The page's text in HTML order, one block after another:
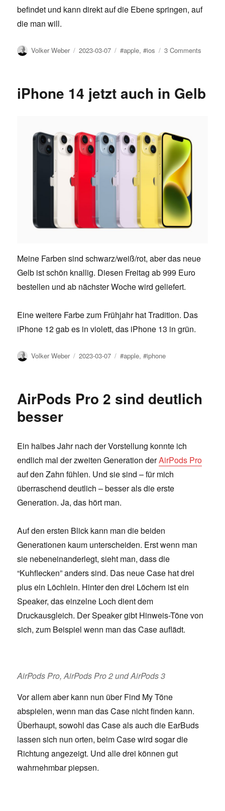
befindet und kann direkt auf die Ebene springen, auf
die man will.
Author
Volker Weber
Posted
2023-03-07 Tags
#apple,#ios 3 Comments
iPhone 14 jetzt auch in Gelb
Meine Farben sind schwarz/weiß/rot, aber das neue
Gelb ist schön knallig. Diesen Freitag ab 999 Euro
bestellen und ab nächster Woche wird geliefert.
Eine weitere Farbe zum Frühjahr hat Tradition. Das
iPhone 12 gab es in violett, das iPhone 13 in grün.
Author
Volker Weber
Posted
2023-03-07 Tags
#apple,#iphone
AirPods Pro 2 sind deutlich
besser
Ein halbes Jahr nach der Vorstellung konnte ich
endlich mal der zweiten Generation derAirPods Pro
auf den Zahn fühlen. Und sie sind – für mich
überraschend deutlich – besser als die erste
Generation. Ja, das hört man.
Auf den ersten Blick kann man die beiden
Generationen kaum unterscheiden. Erst wenn man
sie nebeneinanderlegt, sieht man, dass die
“Kuhflecken” anders sind. Das neue Case hat drei
plus ein Löchlein. Hinter den drei Löchern ist ein
Speaker, das einzelne Loch dient dem
Druckausgleich. Der Speaker gibt Hinweis-Töne von
sich, zum Beispiel wenn man das Case auflädt.
AirPods Pro, AirPods Pro 2 und AirPods 3
Vor allem aber kann nun über Find My Töne
abspielen, wenn man das Case nicht finden kann.
Überhaupt, sowohl das Case als auch die EarBuds
lassen sich nun orten, beim Case wird sogar die
Richtung angezeigt. Und alle drei können gut
wahrnehmbar piepsen.